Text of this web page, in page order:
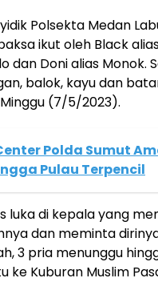
Polsekta Medan
ikut oleh Black
dan Doni alias Monok.
balok, kayu dan
(7/5/2023).
Polda Sumut
Pulau Terpencil
luka di kepala yang
dan meminta
3 pria menunggu
ke Kuburan Muslim